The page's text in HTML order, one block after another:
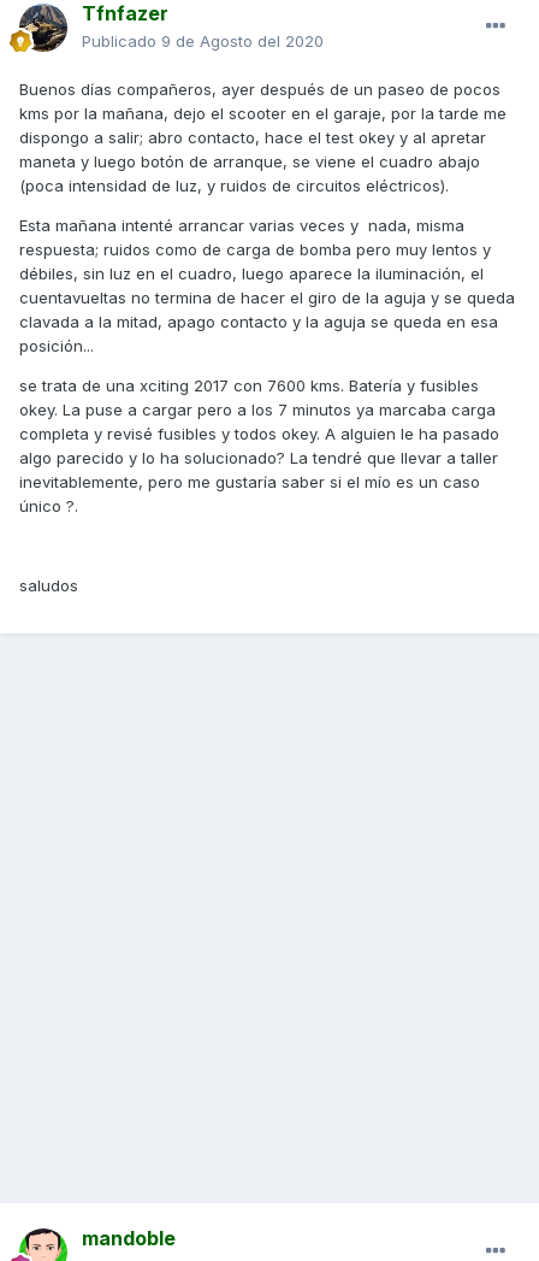
Tfnfazer
Publicado 9 de Agosto del 2020
Buenos días compañeros, ayer después de un paseo de pocos
kms por la mañana, dejo el scooter en el garaje, por la tarde me
dispongo a salir; abro contacto, hace el test okey y al apretar
maneta y luego botón de arranque, se viene el cuadro abajo
(poca intensidad de luz, y ruidos de circuitos eléctricos).
Esta mañana intenté arrancar varias veces y nada, misma
respuesta; ruidos como de carga de bomba pero muy lentos y
débiles, sin luz en el cuadro, luego aparece la iluminación, el
cuentavueltas no termina de hacer el giro de la aguja y se queda
clavada a la mitad, apago contacto y la aguja se queda en esa
posición...
se trata de una xciting 2017 con 7600 kms. Batería y fusibles
okey. La puse a cargar pero a los 7 minutos ya marcaba carga
completa y revisé fusibles y todos okey. A alguien le ha pasado
algo parecido y lo ha solucionado? La tendré que llevar a taller
inevitablemente, pero me gustaría saber si el mío es un caso
único ?.
saludos
mandoble